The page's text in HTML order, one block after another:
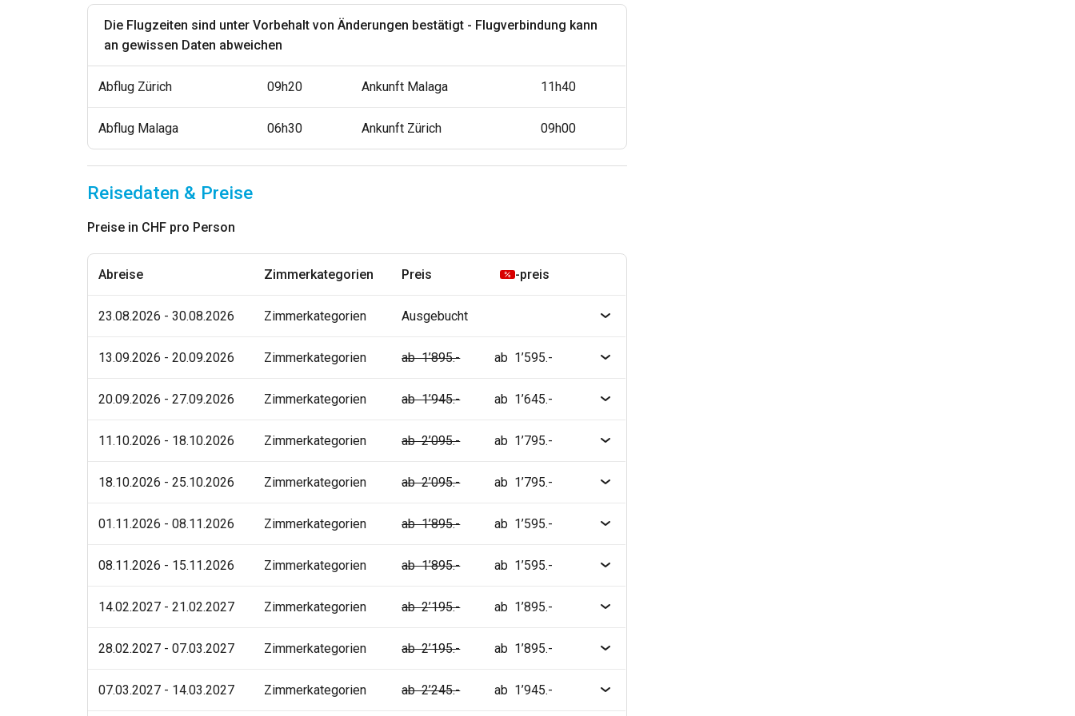
Die Flugzeiten sind unter Vorbehalt von Änderungen bestätigt - Flugverbindung kann
an gewissen Daten abweichen
Abflug Zürich 09h20 Ankunft Malaga 11h40
Abflug Malaga 06h30 Ankunft Zürich 09h00
Reisedaten & Preise
Preise in CHF pro Person
Abreise Zimmerkategorien Preis -preis
23.08.2026 - 30.08.2026 Zimmerkategorien Ausgebucht
13.09.2026 - 20.09.2026 Zimmerkategorien ab 1’895.- ab 1’595.-
20.09.2026 - 27.09.2026 Zimmerkategorien ab 1’945.- ab 1’645.-
11.10.2026 - 18.10.2026 Zimmerkategorien ab 2’095.- ab 1’795.-
18.10.2026 - 25.10.2026 Zimmerkategorien ab 2’095.- ab 1’795.-
01.11.2026 - 08.11.2026 Zimmerkategorien ab 1’895.- ab 1’595.-
08.11.2026 - 15.11.2026 Zimmerkategorien ab 1’895.- ab 1’595.-
14.02.2027 - 21.02.2027 Zimmerkategorien ab 2’195.- ab 1’895.-
28.02.2027 - 07.03.2027 Zimmerkategorien ab 2’195.- ab 1’895.-
07.03.2027 - 14.03.2027 Zimmerkategorien ab 2’245.- ab 1’945.-